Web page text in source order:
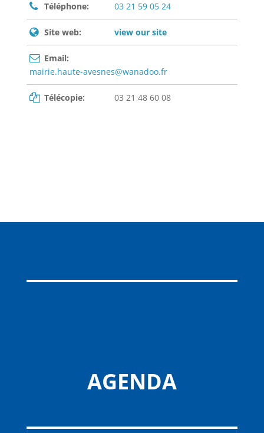
Téléphone: 03 21 59 05 24
Site web: view our site
Email:
mairie.haute-avesnes@wanadoo.fr
Télécopie: 03 21 48 60 08
AGENDA